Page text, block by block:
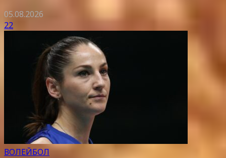
05.08.2026
22
ВОЛЕЙБОЛ